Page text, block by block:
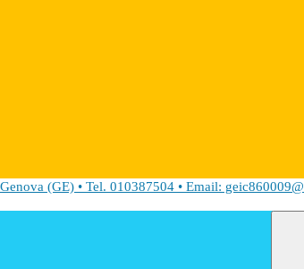
(GE) • Tel. 010387504 • Email: